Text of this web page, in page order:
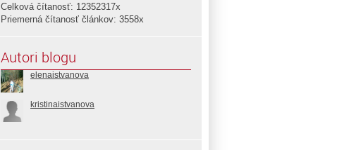
Celková čítanosť: 12352317x
Priemerná čítanosť článkov: 3558x
Autori blogu
elenaistvanova
kristinaistvanova